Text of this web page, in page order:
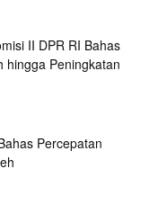
II DPR RI Bahas
hingga Peningkatan
Percepatan